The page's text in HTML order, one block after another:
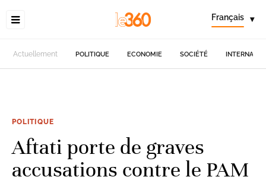
Français ▾
Actuellement POLITIQUE ECONOMIE SOCIÉTÉ
POLITIQUE
Aftati porte de graves
accusations contre le PAM